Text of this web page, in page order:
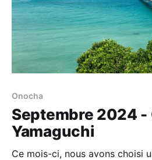
Onocha
Septembre 2024 -
Yamaguchi
Ce mois-ci, nous avons choisi